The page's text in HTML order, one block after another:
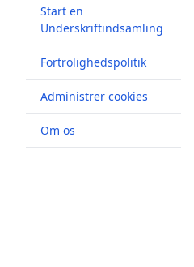
Start en
Underskriftindsamling
Fortrolighedspolitik
Administrer cookies
Om os